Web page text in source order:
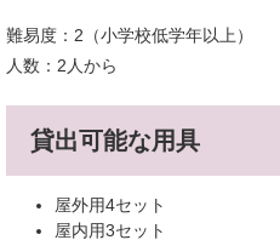
難易度：2（小学校低学年以上）
人数：2人から
貸出可能な用具
屋外用4セット
屋内用3セット